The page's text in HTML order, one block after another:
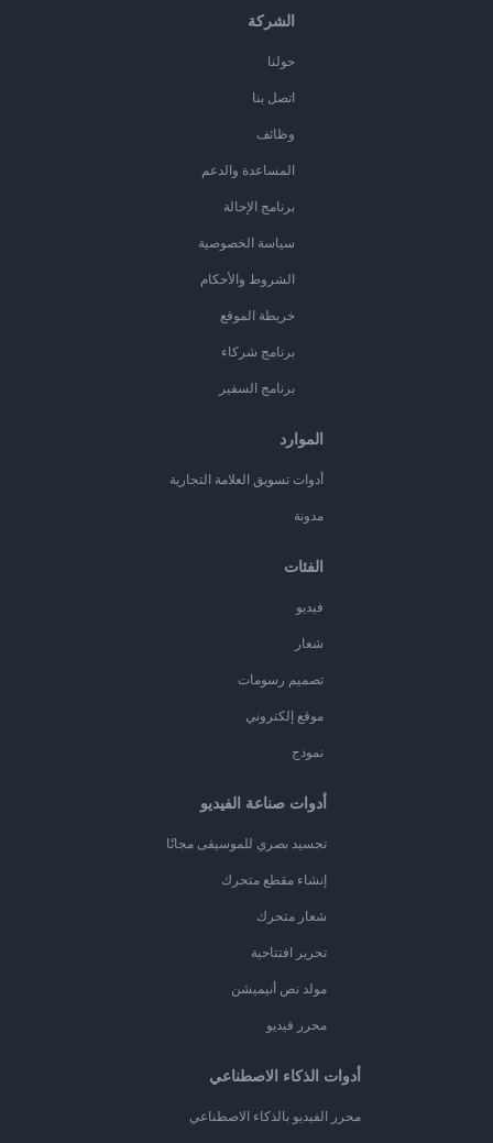
الشركة
حولنا
اتصل بنا
وظائف
المساعدة والدعم
برنامج الإحالة
سياسة الخصوصية
الشروط والأحكام
خريطة الموقع
برنامج شركاء
برنامج السفير
الموارد
أدوات تسويق العلامة التجارية
مدونة
الفئات
فيديو
شعار
تصميم رسومات
موقع إلكتروني
نموذج
أدوات صناعة الفيديو
تجسيد بصري للموسيقى مجانًا
إنشاء مقطع متحرك
شعار متحرك
تحرير افتتاحية
مولد نص أنيميشن
محرر فيديو
أدوات الذكاء الاصطناعي
محرر الفيديو بالذكاء الاصطناعي